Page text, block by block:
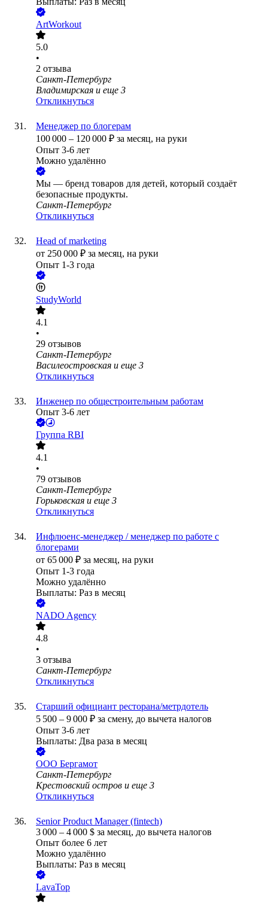
ArtWorkout
5.0
•
2 отзыва
Санкт-Петербург
Владимирская и еще 3
Откликнуться
Менеджер по блогерам
100 000 – 120 000 ₽ за месяц, на руки
Опыт 3-6 лет
Можно удалённо
Мы — бренд товаров для детей, который создаёт
безопасные продукты.
Санкт-Петербург
Откликнуться
Head of marketing
от 250 000 ₽ за месяц, на руки
Опыт 1-3 года
StudyWorld
4.1
•
29 отзывов
Санкт-Петербург
Василеостровская и еще 3
Откликнуться
Инженер по общестроительным работам
Опыт 3-6 лет
Группа RBI
4.1
•
79 отзывов
Санкт-Петербург
Горьковская и еще 3
Откликнуться
Инфлюенс-менеджер / менеджер по работе с
блогерами
от 65 000 ₽ за месяц, на руки
Опыт 1-3 года
Можно удалённо
Выплаты: Раз в месяц
NADO Agency
4.8
•
3 отзыва
Санкт-Петербург
Откликнуться
Старший официант ресторана/метрдотель
5 500 – 9 000 ₽ за смену, до вычета налогов
Опыт 3-6 лет
Выплаты: Два раза в месяц
ООО Бергамот
Санкт-Петербург
Крестовский остров и еще 3
Откликнуться
Senior Product Manager (fintech)
3 000 – 4 000 $ за месяц, до вычета налогов
Опыт более 6 лет
Можно удалённо
Выплаты: Раз в месяц
LavaTop